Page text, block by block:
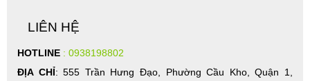
LIÊN HỆ
HOTLINE : 0938198802
ĐỊA CHỈ: 555 Trần Hưng Đạo, Phường Cầu Kho, Quận 1,